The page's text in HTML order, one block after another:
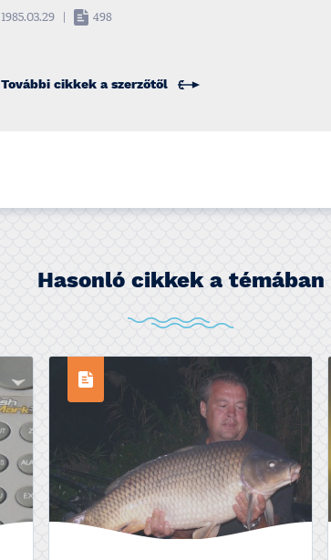
1985.03.29 498
További cikkek aszerzőtől
Hasonló cikkek a témában